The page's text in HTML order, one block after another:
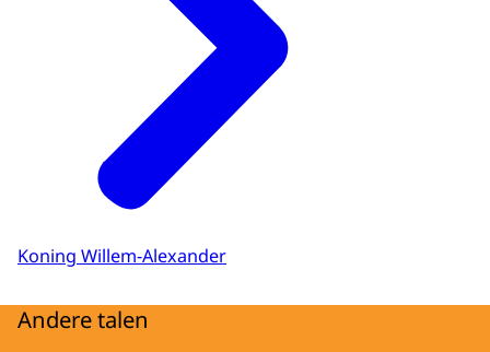
Koning Willem-Alexander
Andere talen